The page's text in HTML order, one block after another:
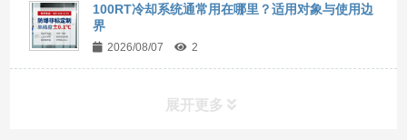
100RT冷却系统通常用在哪里？适用对象与使用边
界
2026/08/07 2
展开更多